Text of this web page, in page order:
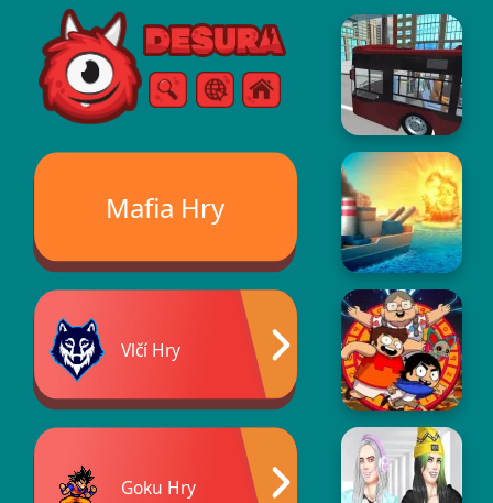
Free Online Games
Vyhledávání
Menu
Mafia Hry
Vlčí Hry
Goku Hry